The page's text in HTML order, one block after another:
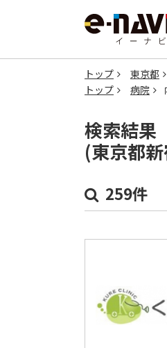
トップ 東京都
トップ
病院
検索結果
(東京都
259件